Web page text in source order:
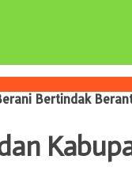
Bertindak